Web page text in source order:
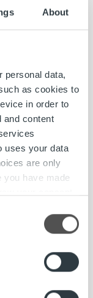
About
personal data,
as cookies to
in order to
and content
uses your data
are only
you have made
is processed
ads, to
edeltävällä
osalta.
laskumäärät
konsernin
välittää
dokumenttia.